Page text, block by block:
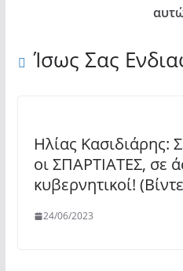
Ίσως Σας
Ηλίας Κασιδιάρης:
οι ΣΠΑΡΤΙΑΤΕΣ, σε
κυβερνητικοί!
24/06/2023